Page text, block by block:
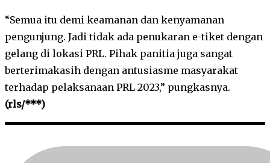
“Semua itu demi keamanan dan kenyamanan
pengunjung. Jadi tidak ada penukaran e-tiket dengan
gelang di lokasi PRL. Pihak panitia juga sangat
berterimakasih dengan antusiasme masyarakat
terhadap pelaksanaan PRL 2023,” pungkasnya.
(rls/***)